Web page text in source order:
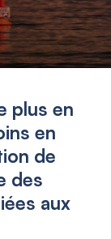
plus en
en
de
des
aux